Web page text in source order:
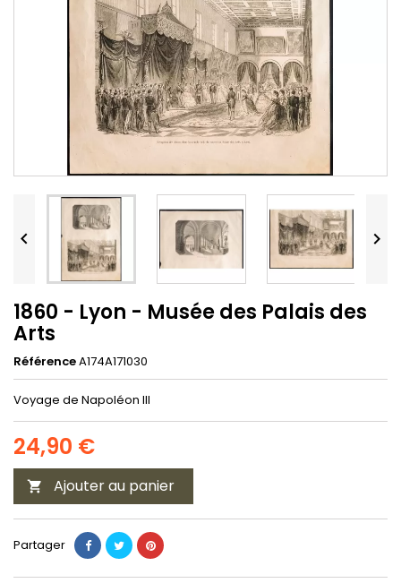
 
1860 - Lyon - Musée des Palais des
Arts
RéférenceA174A171030
Voyage de Napoléon III
24,90 €
 Ajouter au panier
Partager